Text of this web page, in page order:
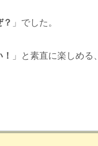
」でした。
」と素直に楽しめる、